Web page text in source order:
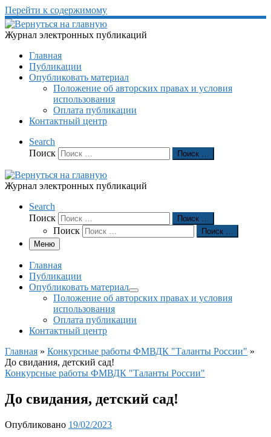
Перейти к содержимому
Журнал электронных публикаций
Главная
Публикации
Опубликовать материал
Положение об авторских правах и условия
использования
Оплата публикации
Контактный центр
Search
Поиск
Поиск …
Журнал электронных публикаций
Search
Поиск
Поиск …
Поиск
Поиск …
Меню
Главная
Публикации
Опубликовать материал
Положение об авторских правах и условия
использования
Оплата публикации
Контактный центр
Главная » Конкурсные работы ФМВДК "Таланты России" »
До свидания, детский сад!
Конкурсные работы ФМВДК "Таланты России"
До свидания, детский сад!
Опубликовано 19/02/2023